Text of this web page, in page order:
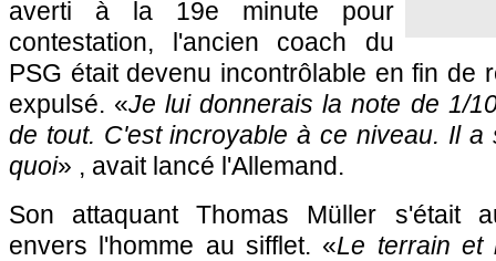
averti à la 19e minute pour
contestation, l'ancien coach du
PSG était devenu incontrôlable en fin de
expulsé. «Je lui donnerais la note de 1/
de tout. C'est incroyable à ce niveau. Il a
quoi» , avait lancé l'Allemand.
Son attaquant Thomas Müller s'était
envers l'homme au sifflet. «Le terrain et